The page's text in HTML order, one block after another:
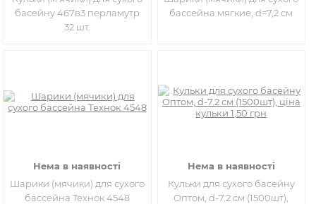
басейну 467в3 перламутр
32 шт.
бассейна мягкие, d=7,2 см
Нема в наявності
Шарики (мячики) для сухого
бассейна Технок 4548
Нема в наявності
Кульки для сухого басейну
Оптом, d-7.2 см (1500шт),